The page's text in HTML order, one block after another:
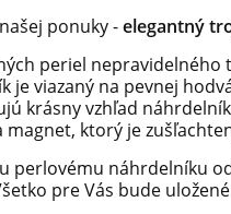
ponuky -elegantný
periel nepravidelného
viazaný na pevnej
krásny vzhľad
ktorý je
perlovému náhrdelníku
pre Vás bude